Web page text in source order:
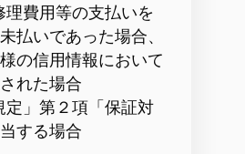
理費用等の支払いを
払いであった場合、
の信用情報において
れた場合
定」第２項「保証対
する場合